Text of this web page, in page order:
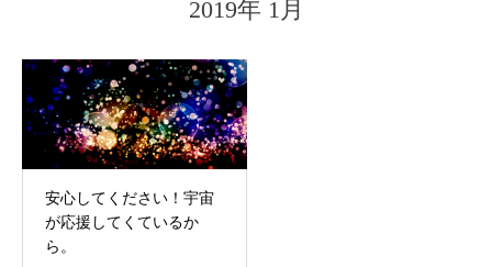
2019年 1月
安心してください！宇宙
が応援してくているか
ら。